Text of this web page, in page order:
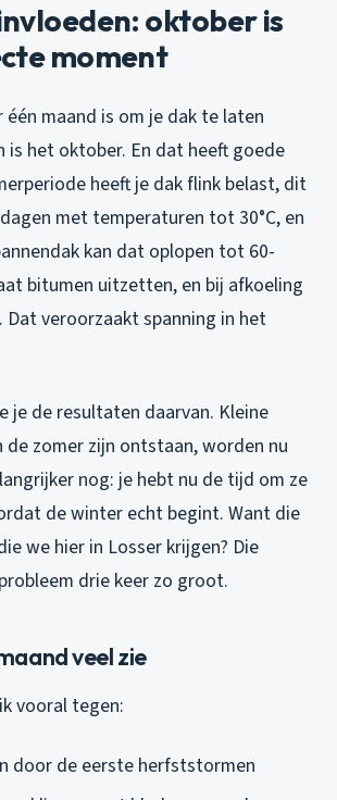
oktober is
moment
één maand is om je dak te laten
is het oktober. En dat heeft goede
heeft je dak flink belast, dit
met temperaturen tot 30°C, en
kan dat oplopen tot 60-
bitumen uitzetten, en bij afkoeling
Dat veroorzaakt spanning in het
je de resultaten daarvan. Kleine
de zomer zijn ontstaan, worden nu
nog: je hebt nu de tijd om ze
de winter echt begint. Want die
we hier in Losser krijgen? Die
drie keer zo groot.
veel zie
vooral tegen:
door de eerste herfststormen